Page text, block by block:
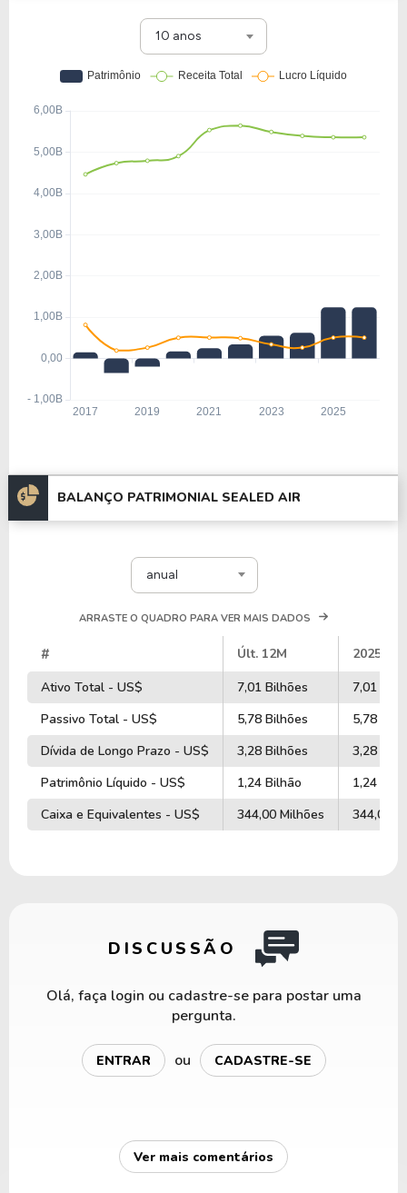
10 anos
BALANÇO PATRIMONIAL SEALED AIR
anual
ARRASTE O QUADRO PARA VER MAIS DADOS
# Últ. 12M
2025
Ativo Total - US$
7,01 Bilhões
7,01
Passivo Total - US$
5,78 Bilhões
5,78
Dívida de Longo Prazo - US$
3,28 Bilhões
3,28
Patrimônio Líquido - US$
1,24 Bilhão
1,24
Caixa e Equivalentes - US$
344,00 Milhões 344,00
DISCUSSÃO
Olá, faça login ou cadastre-se para postar uma
pergunta.
ENTRAR ou CADASTRE-SE
Ver mais comentários